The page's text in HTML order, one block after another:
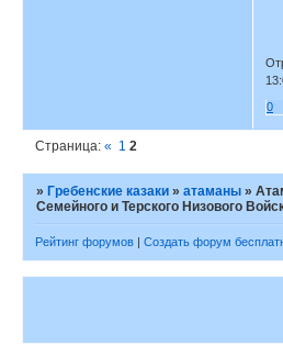
0
Страница:« 1 2
» Гребенские казаки »атаманы »
Семейного и Терского Низового
Рейтинг форумов | Создать форум